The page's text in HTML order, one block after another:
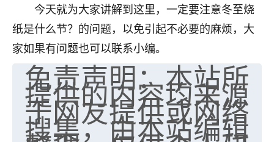
今天就为大家讲解到这里，一定要注意冬至烧
纸是什么节？的问题，以免引起不必要的麻烦，大
家如果有问题也可以联系小编。
免责声明：本站所
提供的内容均来源
于网友提供或网络
搜集，由本站编辑